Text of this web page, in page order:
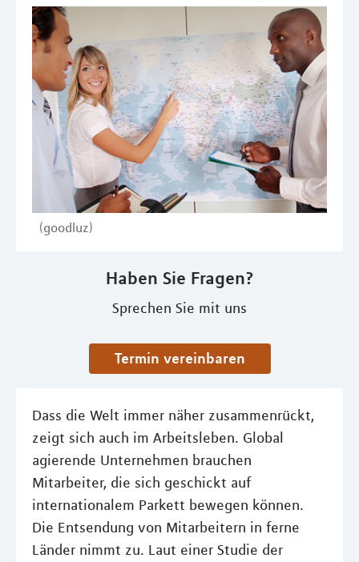
(goodluz)
Haben Sie Fragen?
Sprechen Sie mit uns
Termin vereinbaren
Dass die Welt immer näher zusammenrückt,
zeigt sich auch im Arbeitsleben. Global
agierende Unternehmen brauchen
Mitarbeiter, die sich geschickt auf
internationalem Parkett bewegen können.
Die Entsendung von Mitarbeitern in ferne
Länder nimmt zu. Laut einer Studie der